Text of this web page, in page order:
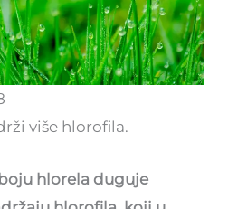
više hlorofila.
hlorela duguje